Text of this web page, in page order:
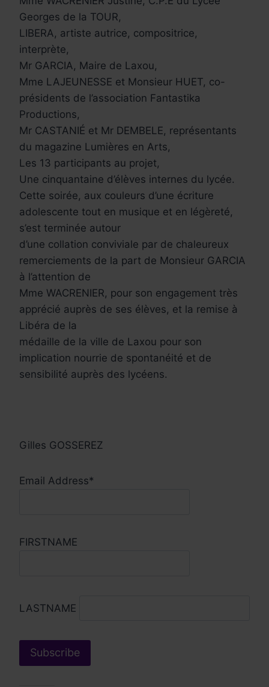
Georges de la TOUR,
LIBERA, artiste autrice, compositrice,
interprète,
Mr GARCIA, Maire de Laxou,
Mme LAJEUNESSE et Monsieur HUET, co-
présidents de l’association Fantastika
Productions,
Mr CASTANIÉ et Mr DEMBELE, représentants
du magazine Lumières en Arts,
Les 13 participants au projet,
Une cinquantaine d’élèves internes du lycée.
Cette soirée, aux couleurs d’une écriture
adolescente tout en musique et en légèreté,
s’est terminée autour
d’une collation conviviale par de chaleureux
remerciements de la part de Monsieur GARCIA
à l’attention de
Mme WACRENIER, pour son engagement très
apprécié auprès de ses élèves, et la remise à
Libéra de la
médaille de la ville de Laxou pour son
implication nourrie de spontanéité et de
sensibilité auprès des lycéens.
Gilles GOSSEREZ
Email Address*
FIRSTNAME
LASTNAME